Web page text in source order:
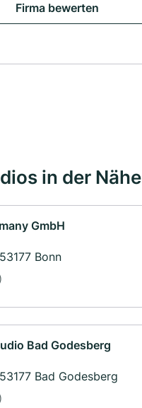
Firma bewerten
in der Nähe
GmbH
Bonn
Bad Godesberg
Bad Godesberg